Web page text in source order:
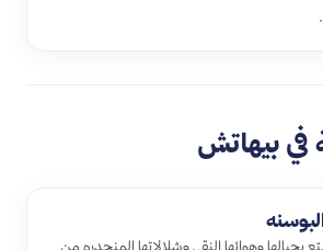
في بيهاتش
بجبالها وهوائها النقي وشلالاتها المنحدره من